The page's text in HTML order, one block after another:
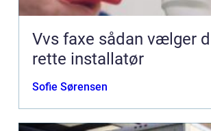
Vvs faxe sådan vælger du den
rette installatør
Sofie Sørensen